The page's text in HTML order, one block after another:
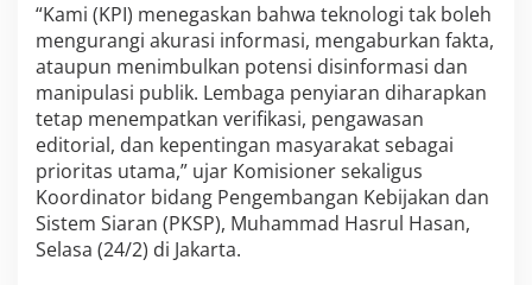
“Kami (KPI) menegaskan bahwa teknologi tak boleh
mengurangi akurasi informasi, mengaburkan fakta,
ataupun menimbulkan potensi disinformasi dan
manipulasi publik. Lembaga penyiaran diharapkan
tetap menempatkan verifikasi, pengawasan
editorial, dan kepentingan masyarakat sebagai
prioritas utama,” ujar Komisioner sekaligus
Koordinator bidang Pengembangan Kebijakan dan
Sistem Siaran (PKSP), Muhammad Hasrul Hasan,
Selasa (24/2) di Jakarta.